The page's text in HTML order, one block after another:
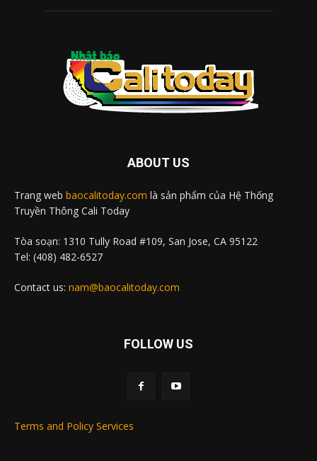
ABOUT US
Trang web baocalitoday.com là sản phẩm của Hệ Thống
Truyền Thông Cali Today
Tòa soạn: 1310 Tully Road #109, San Jose, CA 95122
Tel: (408) 482-6527
Contact us: nam@baocalitoday.com
FOLLOW US
Terms and Policy Services